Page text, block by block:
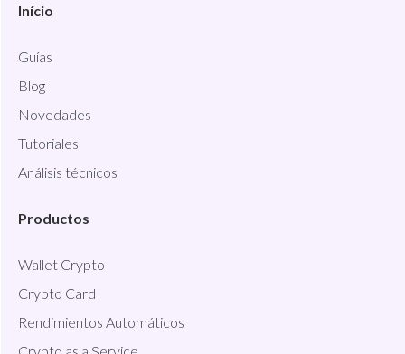
Início
Guías
Blog
Novedades
Tutoriales
Análisis técnicos
Productos
Wallet Crypto
Crypto Card
Rendimientos Automáticos